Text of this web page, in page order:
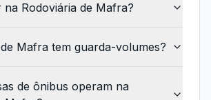
na Rodoviária de Mafra?
Mafra tem guarda-volumes?
de ônibus operam na